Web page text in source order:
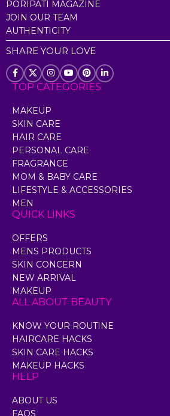
PORIPATI MAGAZINE
JOIN OUR TEAM
AUTHENTICITY
SHARE YOUR LOVE
TOP CATEGORIES
MAKEUP
SKIN CARE
HAIR CARE
PERSONAL CARE
FRAGRANCE
MOM & BABY CARE
LIFESTYLE & ACCESSORIES
MEN
QUICK LINKS
OFFERS
MENS PRODUCTS
SKIN CONCERN
NEW ARRIVAL
MAKEUP
ALL ABOUT BEAUTY
KNOW YOUR ROUTINE
HAIRCARE HACKS
SKIN CARE HACKS
MAKEUP HACKS
HELP
ABOUT US
FAQS